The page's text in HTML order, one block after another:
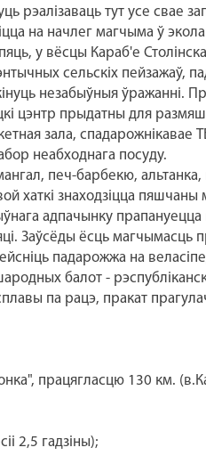
рэалізаваць тут усе свае
на начлег магчыма ў
у вёсцы Караб'е
сельскіх пейзажаў,
незабыўныя ўражанні.
цэнтр прыдатны для
зала, спадарожнікавае
неабходнага посуду.
печ-барбекю,
хаткі знаходзіцца
адпачынку прапануецца
Заўсёды ёсць магчымасць
падарожжа на
балот -
па рацэ, пракат
працягласцю 130 км.
2,5 гадзіны);